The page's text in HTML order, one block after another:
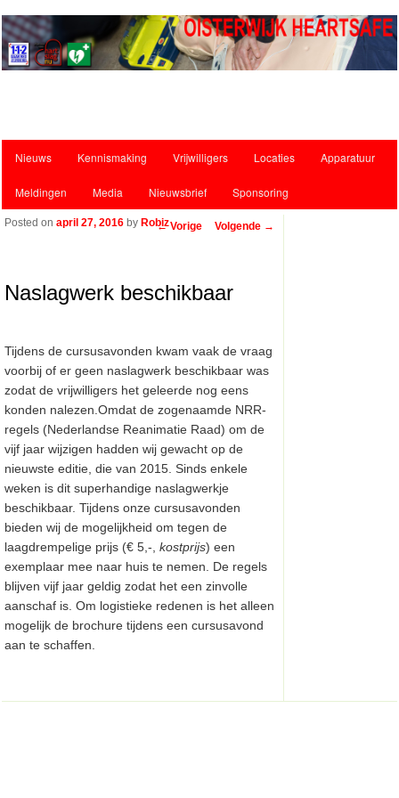
Spring naar de primaire inhoud
Spring naar de secundaire inhoud
Nieuws Kennismaking Vrijwilligers Locaties Apparatuur
Meldingen Media Nieuwsbrief Sponsoring
Bericht navigatie
←Vorige Volgende →
Naslagwerk beschikbaar
Posted onapril 27, 2016 by Robiz
Tijdens de cursusavonden kwam vaak de vraag
voorbij of er geen naslagwerk beschikbaar was
zodat de vrijwilligers het geleerde nog eens
konden nalezen.Omdat de zogenaamde NRR-
regels (Nederlandse Reanimatie Raad) om de
vijf jaar wijzigen hadden wij gewacht op de
nieuwste editie, die van 2015. Sinds enkele
weken is dit superhandige naslagwerkje
beschikbaar. Tijdens onze cursusavonden
bieden wij de mogelijkheid om tegen de
laagdrempelige prijs (€ 5,-, kostprijs) een
exemplaar mee naar huis te nemen. De regels
blijven vijf jaar geldig zodat het een zinvolle
aanschaf is. Om logistieke redenen is het alleen
mogelijk de brochure tijdens een cursusavond
aan te schaffen.